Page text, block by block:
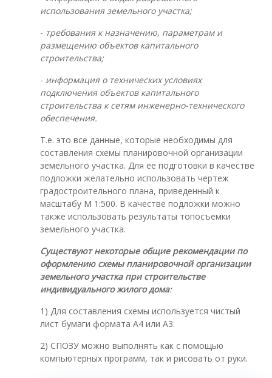
использования земельного участка;
- требования к назначению, параметрам и
размещению объектов капитального
строительства;
- информация о технических условиях
подключения объектов капитального
строительства к сетям инженерно-технического
обеспечения.
Т.е. это все данные, которые необходимы для
составления схемы планировочной организации
земельного участка. Для ее подготовки в качестве
подложки желательно использовать чертеж
градостроительного плана, приведенный к
масштабу М 1:500. В качестве подложки можно
также использовать результаты топосъемки
земельного участка.
Существуют некоторые общие рекомендации по
оформлению схемы планировочной организации
земельного участка при строительстве
индивидуального жилого дома:
1) Для составления схемы используется чистый
лист бумаги формата А4 или А3.
2) СПОЗУ можно выполнять как с помощью
компьютерных программ, так и рисовать от руки.